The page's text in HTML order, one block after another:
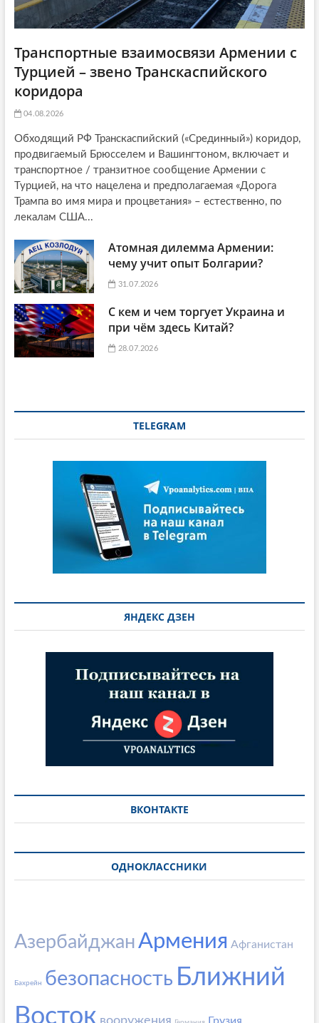
Транспортные взаимосвязи Армении с
Турцией – звено Транскаспийского
коридора
04.08.2026
Обходящий РФ Транскаспийский («Срединный») коридор,
продвигаемый Брюсселем и Вашингтоном, включает и
транспортное / транзитное сообщение Армении с
Турцией, на что нацелена и предполагаемая «Дорога
Трампа во имя мира и процветания» – естественно, по
лекалам США...
Атомная дилемма Армении:
чему учит опыт Болгарии?
31.07.2026
С кем и чем торгует Украина и
при чём здесь Китай?
28.07.2026
TELEGRAM
ЯНДЕКС ДЗЕН
ВКОНТАКТЕ
ОДНОКЛАССНИКИ
АзербайджанАрмения Афганистан
Бахрейн безопасность Ближний
Восток